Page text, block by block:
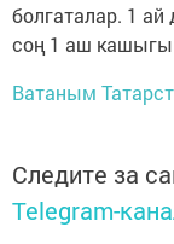
болгаталар. 1
соң 1 аш кашыгы
Ватаным
Следите за
Telegram-